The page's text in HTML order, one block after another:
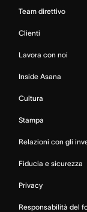
Team direttivo
Clienti
Lavora con noi
Inside Asana
Cultura
Stampa
Relazioni con gli
Fiducia e sicurezza
Privacy
Responsabilità del